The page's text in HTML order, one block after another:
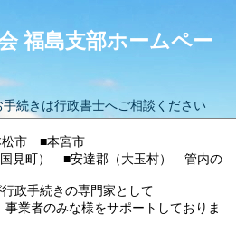
福島支部ホームペー
続きは行政書士へご相談ください
市 ■本宮市
見町） ■安達郡（大玉村） 管内の
政手続きの専門家として
業者のみな様をサポートしておりま